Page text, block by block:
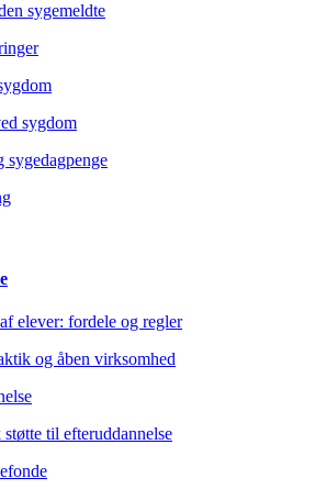
sygemeldte
sygdom
sygedagpenge
elever: fordele og regler
og åben virksomhed
til efteruddannelse